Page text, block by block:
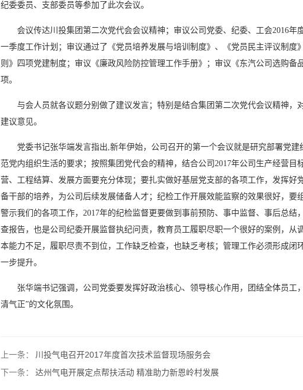
纪委委员、支部委员等参加了此次会议。
会议传达川投集团第二次党代会会议精神；审议公司党委、纪委、工会2016年
一季度工作计划；审议通过了《党员培养发展与培训制度》、《党员民主评议制
则》四项党建制度；审议《廉政风险防控管理工作手册》；审议《东汽公司选购
项。
与会人员就各议题分别做了建议发言；特别是结合集团第二次党代会议精神，
建议意见。
党委书记张华端发言指出,新年伊始，公司召开的第一个会议就是研究部署党
范党内组织生活的要求；按照集团党代会的精神，结合公司2017年公司生产经营目
营、工程结算、发展方面要充分体现；要扎实做好基层党支部的各项工作，发挥
备干部的培养，为公司后续发展储备人才；纪检工作开展效能监察的效果很好，
警示我们的各项工作，2017年的纪检监督更要做到事前预防、事中监督、事后总
查报告，也是公司纪委开展监督执纪问责，教育员工履职尽职一个很好的案例，
本能力不足，履职尽责不到位，工作缺乏检查，也缺乏考核；管理工作必须形成
一步提升。
张华端书记强调，公司党委要发挥好政治核心、领导核心作用，团结全体员工
清气正”的文化氛围。
上一条：
川投气电召开2017年度首次技术监督现场服务会
下一条：
达州气电开展定点帮扶活动 精准助力新恩岭村发展